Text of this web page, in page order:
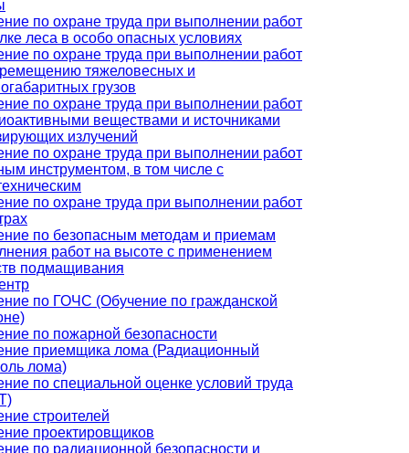
по охране труда при выполнении работ
леса в особо опасных условиях
по охране труда при выполнении работ
тяжеловесных и
грузов
по охране труда при выполнении работ
веществами и источниками
излучений
по охране труда при выполнении работ
инструментом, в том числе с
по охране труда при выполнении работ
по безопасным методам и приемам
работ на высоте с применением
подмащивания
по ГОЧС (Обучение по гражданской
по пожарной безопасности
приемщика лома (Радиационный
лома)
по специальной оценке условий труда
строителей
проектировщиков
по радиационной безопасности и